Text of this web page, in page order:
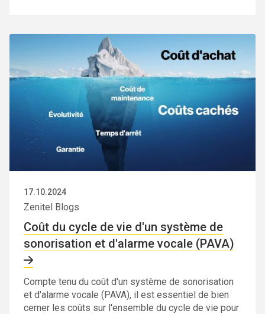
17.10.2024
Zenitel Blogs
Coût du cycle de vie d'un système de
sonorisation et d'alarme vocale (PAVA)
Compte tenu du coût d'un système de sonorisation
et d'alarme vocale (PAVA), il est essentiel de bien
cerner les coûts sur l'ensemble du cycle de vie pour